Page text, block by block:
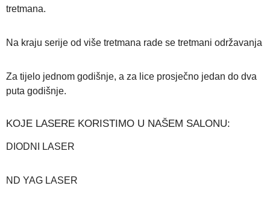
tretmana.
Na kraju serije od više tretmana rade se tretmani održavanja
Za tijelo jednom godišnje, a za lice prosječno jedan do dva
puta godišnje.
KOJE LASERE KORISTIMO U NAŠEM SALONU:
DIODNI LASER
ND YAG LASER